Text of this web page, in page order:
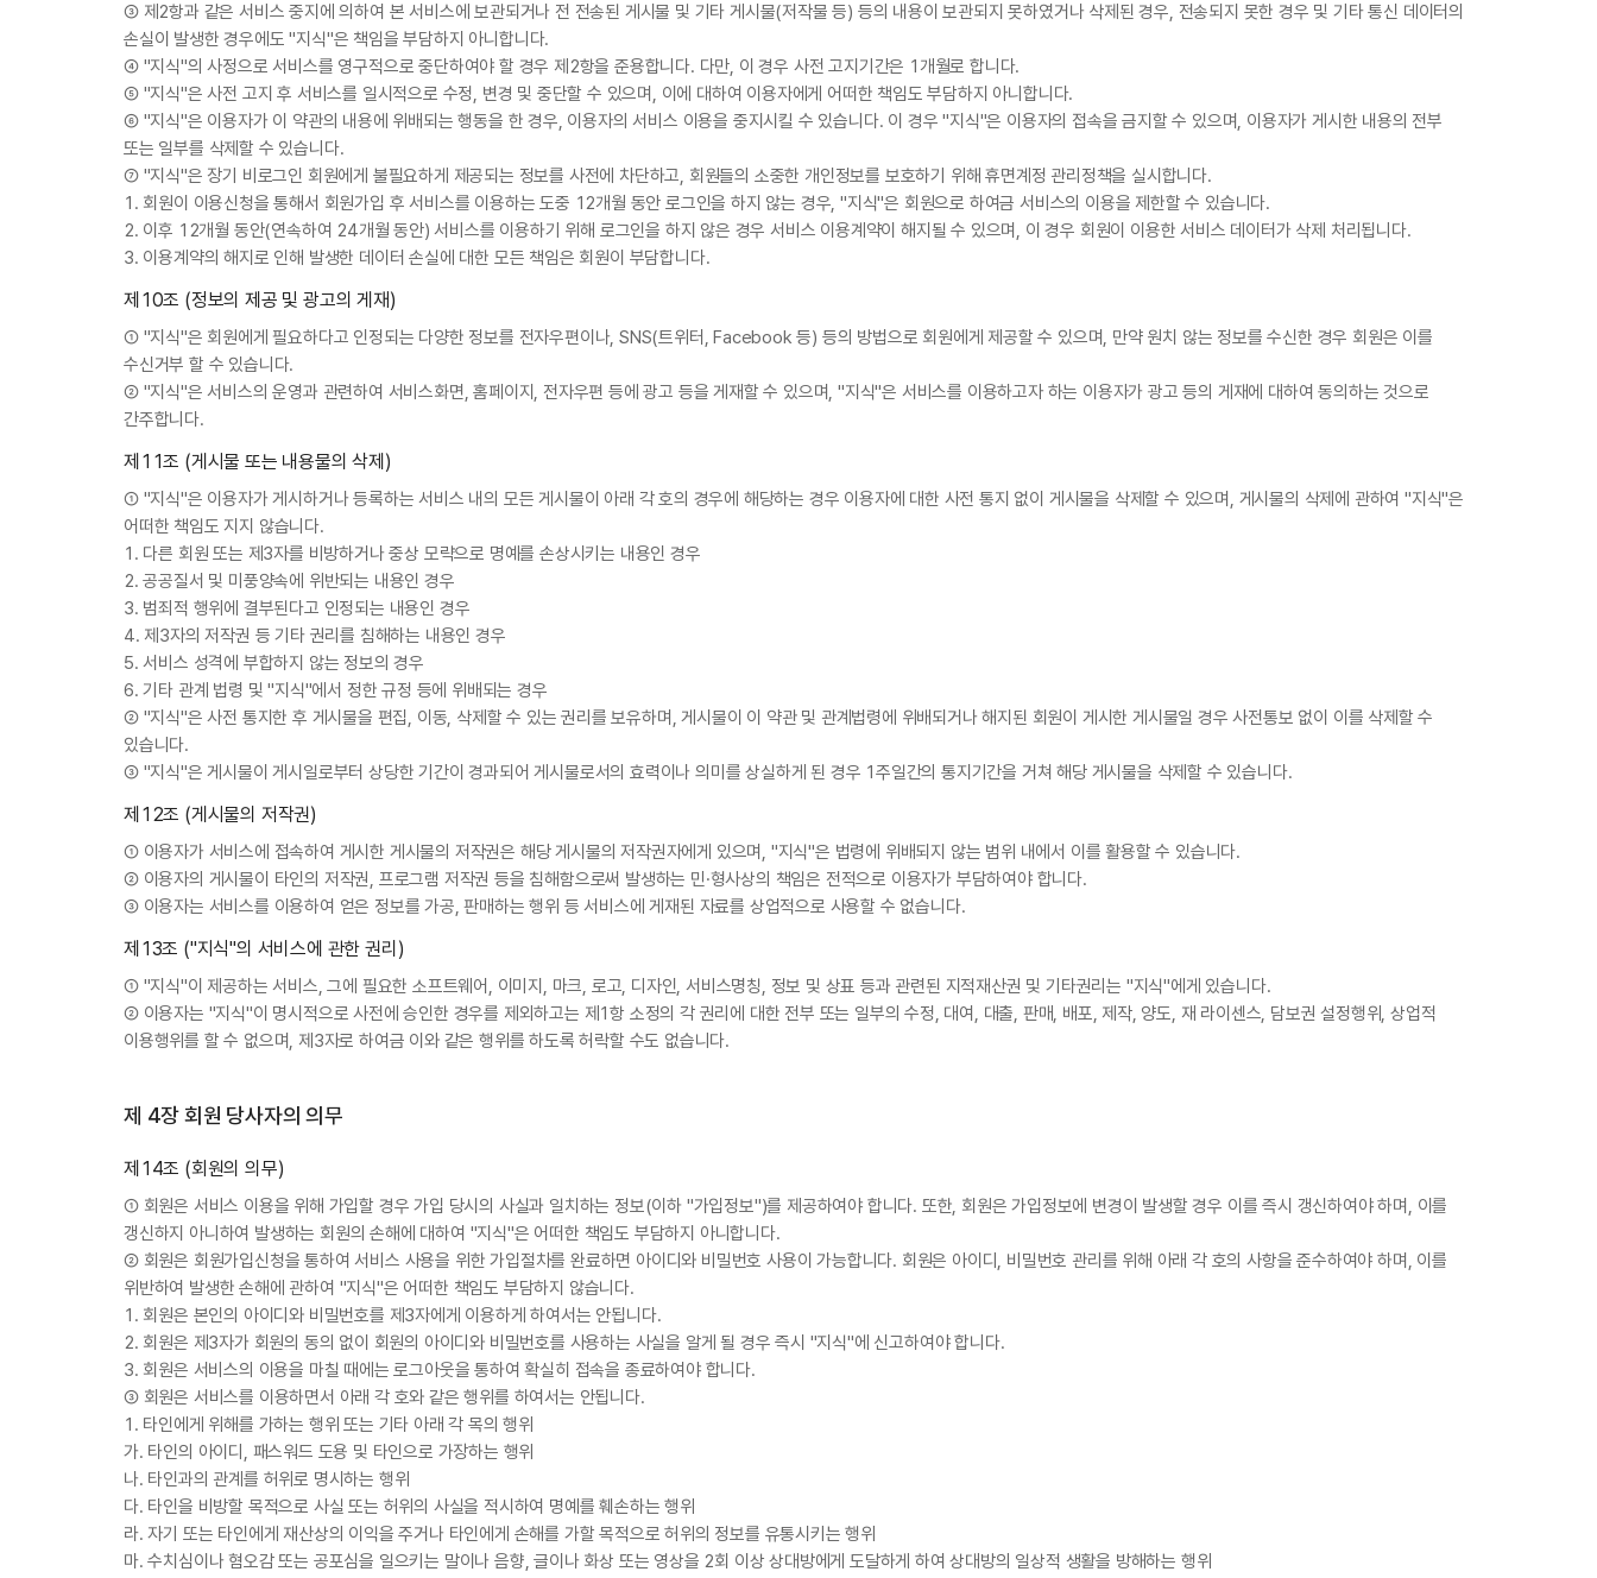
③ 제2항과 같은 서비스 중지에 의하여 본 서비스에 보관되거나 전 전송된 게시물 및 기타 게시물(저작물 등) 등의 내용이 보관되지 못하였거나 삭제된 경우, 전송되지 못한 경우 및 기타 통신 데이터의
손실이 발생한 경우에도 "지식"은 책임을 부담하지 아니합니다.
④ "지식"의 사정으로 서비스를 영구적으로 중단하여야 할 경우 제2항을 준용합니다. 다만, 이 경우 사전 고지기간은 1개월로 합니다.
⑤ "지식"은 사전 고지 후 서비스를 일시적으로 수정, 변경 및 중단할 수 있으며, 이에 대하여 이용자에게 어떠한 책임도 부담하지 아니합니다.
⑥ "지식"은 이용자가 이 약관의 내용에 위배되는 행동을 한 경우, 이용자의 서비스 이용을 중지시킬 수 있습니다. 이 경우 "지식"은 이용자의 접속을 금지할 수 있으며, 이용자가 게시한 내용의 전부
또는 일부를 삭제할 수 있습니다.
⑦ "지식"은 장기 비로그인 회원에게 불필요하게 제공되는 정보를 사전에 차단하고, 회원들의 소중한 개인정보를 보호하기 위해 휴면계정 관리정책을 실시합니다.
1. 회원이 이용신청을 통해서 회원가입 후 서비스를 이용하는 도중 12개월 동안 로그인을 하지 않는 경우, "지식"은 회원으로 하여금 서비스의 이용을 제한할 수 있습니다.
2. 이후 12개월 동안(연속하여 24개월 동안) 서비스를 이용하기 위해 로그인을 하지 않은 경우 서비스 이용계약이 해지될 수 있으며, 이 경우 회원이 이용한 서비스 데이터가 삭제 처리됩니다.
3. 이용계약의 해지로 인해 발생한 데이터 손실에 대한 모든 책임은 회원이 부담합니다.
제10조 (정보의 제공 및 광고의 게재)
① "지식"은 회원에게 필요하다고 인정되는 다양한 정보를 전자우편이나, SNS(트위터, Facebook 등) 등의 방법으로 회원에게 제공할 수 있으며, 만약 원치 않는 정보를 수신한 경우 회원은 이를
수신거부 할 수 있습니다.
② "지식"은 서비스의 운영과 관련하여 서비스화면, 홈페이지, 전자우편 등에 광고 등을 게재할 수 있으며, "지식"은 서비스를 이용하고자 하는 이용자가 광고 등의 게재에 대하여 동의하는 것으로
간주합니다.
제11조 (게시물 또는 내용물의 삭제)
① "지식"은 이용자가 게시하거나 등록하는 서비스 내의 모든 게시물이 아래 각 호의 경우에 해당하는 경우 이용자에 대한 사전 통지 없이 게시물을 삭제할 수 있으며, 게시물의 삭제에 관하여 "지식"은
어떠한 책임도 지지 않습니다.
1. 다른 회원 또는 제3자를 비방하거나 중상 모략으로 명예를 손상시키는 내용인 경우
2. 공공질서 및 미풍양속에 위반되는 내용인 경우
3. 범죄적 행위에 결부된다고 인정되는 내용인 경우
4. 제3자의 저작권 등 기타 권리를 침해하는 내용인 경우
5. 서비스 성격에 부합하지 않는 정보의 경우
6. 기타 관계 법령 및 "지식"에서 정한 규정 등에 위배되는 경우
② "지식"은 사전 통지한 후 게시물을 편집, 이동, 삭제할 수 있는 권리를 보유하며, 게시물이 이 약관 및 관계법령에 위배되거나 해지된 회원이 게시한 게시물일 경우 사전통보 없이 이를 삭제할 수
있습니다.
③ "지식"은 게시물이 게시일로부터 상당한 기간이 경과되어 게시물로서의 효력이나 의미를 상실하게 된 경우 1주일간의 통지기간을 거쳐 해당 게시물을 삭제할 수 있습니다.
제12조 (게시물의 저작권)
① 이용자가 서비스에 접속하여 게시한 게시물의 저작권은 해당 게시물의 저작권자에게 있으며, "지식"은 법령에 위배되지 않는 범위 내에서 이를 활용할 수 있습니다.
② 이용자의 게시물이 타인의 저작권, 프로그램 저작권 등을 침해함으로써 발생하는 민·형사상의 책임은 전적으로 이용자가 부담하여야 합니다.
③ 이용자는 서비스를 이용하여 얻은 정보를 가공, 판매하는 행위 등 서비스에 게재된 자료를 상업적으로 사용할 수 없습니다.
제13조 ("지식"의 서비스에 관한 권리)
① "지식"이 제공하는 서비스, 그에 필요한 소프트웨어, 이미지, 마크, 로고, 디자인, 서비스명칭, 정보 및 상표 등과 관련된 지적재산권 및 기타권리는 "지식"에게 있습니다.
② 이용자는 "지식"이 명시적으로 사전에 승인한 경우를 제외하고는 제1항 소정의 각 권리에 대한 전부 또는 일부의 수정, 대여, 대출, 판매, 배포, 제작, 양도, 재 라이센스, 담보권 설정행위, 상업적
이용행위를 할 수 없으며, 제3자로 하여금 이와 같은 행위를 하도록 허락할 수도 없습니다.
제 4장 회원 당사자의 의무
제14조 (회원의 의무)
① 회원은 서비스 이용을 위해 가입할 경우 가입 당시의 사실과 일치하는 정보(이하 "가입정보")를 제공하여야 합니다. 또한, 회원은 가입정보에 변경이 발생할 경우 이를 즉시 갱신하여야 하며, 이를
갱신하지 아니하여 발생하는 회원의 손해에 대하여 "지식"은 어떠한 책임도 부담하지 아니합니다.
② 회원은 회원가입신청을 통하여 서비스 사용을 위한 가입절차를 완료하면 아이디와 비밀번호 사용이 가능합니다. 회원은 아이디, 비밀번호 관리를 위해 아래 각 호의 사항을 준수하여야 하며, 이를
위반하여 발생한 손해에 관하여 "지식"은 어떠한 책임도 부담하지 않습니다.
1. 회원은 본인의 아이디와 비밀번호를 제3자에게 이용하게 하여서는 안됩니다.
2. 회원은 제3자가 회원의 동의 없이 회원의 아이디와 비밀번호를 사용하는 사실을 알게 될 경우 즉시 "지식"에 신고하여야 합니다.
3. 회원은 서비스의 이용을 마칠 때에는 로그아웃을 통하여 확실히 접속을 종료하여야 합니다.
③ 회원은 서비스를 이용하면서 아래 각 호와 같은 행위를 하여서는 안됩니다.
1. 타인에게 위해를 가하는 행위 또는 기타 아래 각 목의 행위
가. 타인의 아이디, 패스워드 도용 및 타인으로 가장하는 행위
나. 타인과의 관계를 허위로 명시하는 행위
다. 타인을 비방할 목적으로 사실 또는 허위의 사실을 적시하여 명예를 훼손하는 행위
라. 자기 또는 타인에게 재산상의 이익을 주거나 타인에게 손해를 가할 목적으로 허위의 정보를 유통시키는 행위
마. 수치심이나 혐오감 또는 공포심을 일으키는 말이나 음향, 글이나 화상 또는 영상을 2회 이상 상대방에게 도달하게 하여 상대방의 일상적 생활을 방해하는 행위